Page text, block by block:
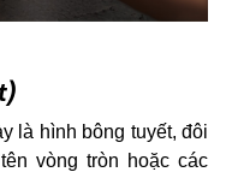
là hình bông tuyết, đôi
vòng tròn hoặc các